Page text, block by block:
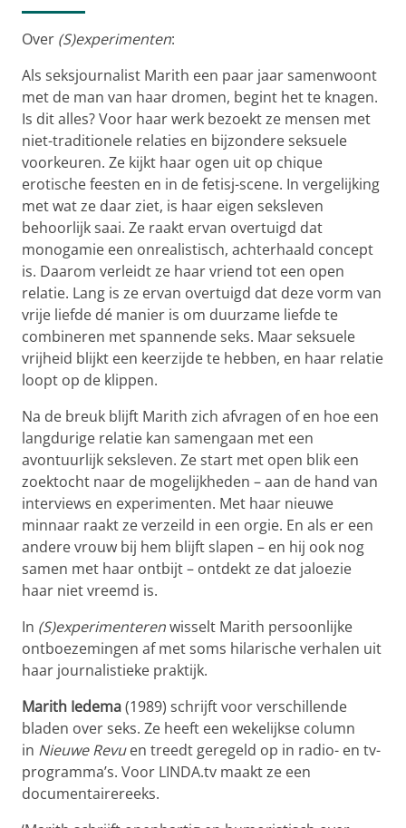
Over (S)experimenten:
Als seksjournalist Marith een paar jaar samenwoont
met de man van haar dromen, begint het te knagen.
Is dit alles? Voor haar werk bezoekt ze mensen met
niet-traditionele relaties en bijzondere seksuele
voorkeuren. Ze kijkt haar ogen uit op chique
erotische feesten en in de fetisj-scene. In vergelijking
met wat ze daar ziet, is haar eigen seksleven
behoorlijk saai. Ze raakt ervan overtuigd dat
monogamie een onrealistisch, achterhaald concept
is. Daarom verleidt ze haar vriend tot een open
relatie. Lang is ze ervan overtuigd dat deze vorm van
vrije liefde dé manier is om duurzame liefde te
combineren met spannende seks. Maar seksuele
vrijheid blijkt een keerzijde te hebben, en haar relatie
loopt op de klippen.
Na de breuk blijft Marith zich afvragen of en hoe een
langdurige relatie kan samengaan met een
avontuurlijk seksleven. Ze start met open blik een
zoektocht naar de mogelijkheden – aan de hand van
interviews en experimenten. Met haar nieuwe
minnaar raakt ze verzeild in een orgie. En als er een
andere vrouw bij hem blijft slapen – en hij ook nog
samen met haar ontbijt – ontdekt ze dat jaloezie
haar niet vreemd is.
In (S)experimenterenwisselt Marith persoonlijke
ontboezemingen af met soms hilarische verhalen uit
haar journalistieke praktijk.
Marith Iedema(1989) schrijft voor verschillende
bladen over seks. Ze heeft een wekelijkse column
in Nieuwe Revuen treedt geregeld op in radio- en tv-
programma’s. Voor LINDA.tv maakt ze een
documentairereeks.